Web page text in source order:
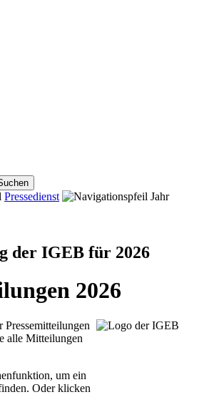
Pressedienst
Jahr
der IGEB für 2026
2026
alle Mitteilungen
um ein
Oder klicken